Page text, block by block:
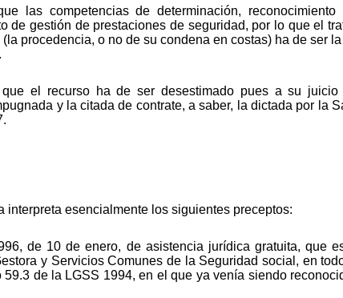
las competencias de determinación,
de gestión de prestaciones de seguridad, por lo que el
procedencia, o no de su condena en costas) ha de ser
el recurso ha de ser desestimado pues a su
y la citada de contrate, a saber, la dictada por la
interpreta esencialmente los siguientes preceptos:
de 10 de enero, de asistencia jurídica gratuita, que
y Servicios Comunes de la Seguridad social, en
de la LGSS 1994, en el que ya venía siendo